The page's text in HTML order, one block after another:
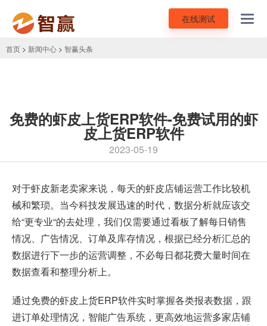
在线测试
首页 > 新闻中心 > 智赢头条
免费的虾皮上货ERP软件-免费试用的虾
皮上货ERP软件
2023-05-19
对于虾皮新老卖家来说，每天的虾皮店铺运营工作比较机
械和繁琐。当今科技发展迅速的时代，数据分析就应该交
给“更专业“的去处理，我们仅需要通过看板了解每日销售
情况、广告情况、订单及库存情况，根据已经分析汇总的
数据进行下一步的运营调整，不必每日都花费大量时间在
数据查看和整理分析上。
通过免费的虾皮上货ERP软件实时掌握各类报表数据，跟
进订单处理情况，智能广告系统，更高效地运营多家店铺